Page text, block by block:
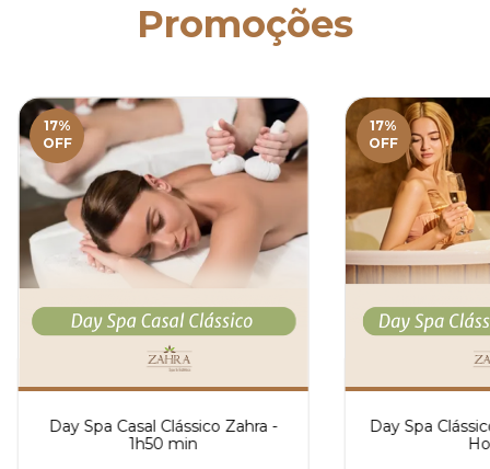
Promoções
17%
OFF
Day Spa Casal Clássico Zahra -
1h50 min
17%
OFF
Day Spa